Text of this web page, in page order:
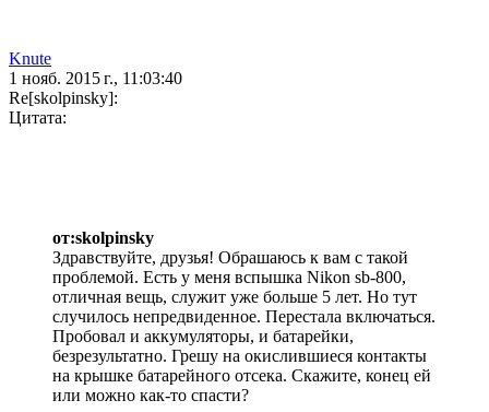
Knute
1 нояб. 2015 г., 11:03:40
Re[skolpinsky]:
Цитата:
от:skolpinsky
Здравствуйте, друзья! Обрашаюсь к вам с такой
проблемой. Есть у меня вспышка Nikon sb-800,
отличная вещь, служит уже больше 5 лет. Но тут
случилось непредвиденное. Перестала включаться.
Пробовал и аккумуляторы, и батарейки,
безрезультатно. Грешу на окислившиеся контакты
на крышке батарейного отсека. Скажите, конец ей
или можно как-то спасти?